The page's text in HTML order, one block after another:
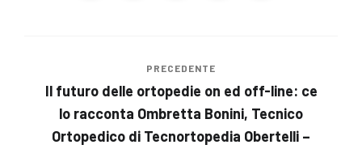
PRECEDENTE
Il futuro delle ortopedie on ed off-line: ce
lo racconta Ombretta Bonini, Tecnico
Ortopedico di Tecnortopedia Obertelli –